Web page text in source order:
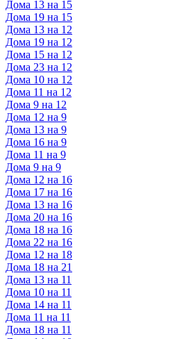
Дома 13 на 15
Дома 19 на 15
Дома 13 на 12
Дома 19 на 12
Дома 15 на 12
Дома 23 на 12
Дома 10 на 12
Дома 11 на 12
Дома 9 на 12
Дома 12 на 9
Дома 13 на 9
Дома 16 на 9
Дома 11 на 9
Дома 9 на 9
Дома 12 на 16
Дома 17 на 16
Дома 13 на 16
Дома 20 на 16
Дома 18 на 16
Дома 22 на 16
Дома 12 на 18
Дома 18 на 21
Дома 13 на 11
Дома 10 на 11
Дома 14 на 11
Дома 11 на 11
Дома 18 на 11